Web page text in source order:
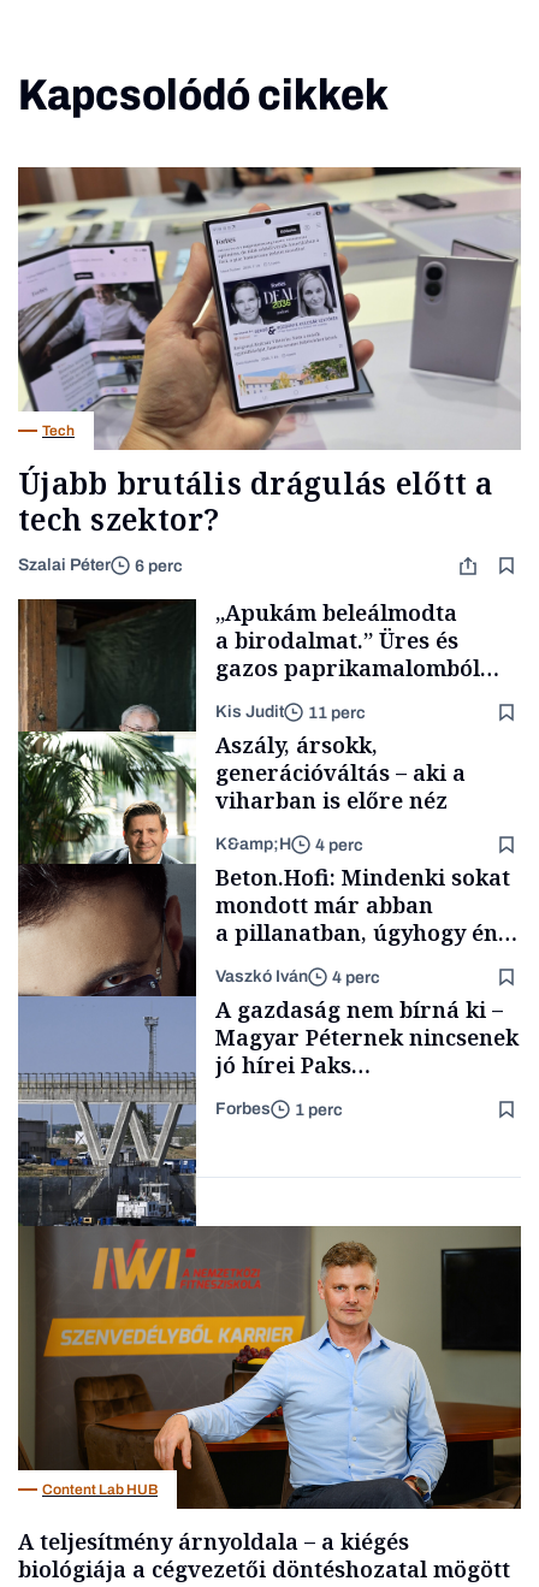
Kapcsolódó cikkek
Tech
Újabb brutális drágulás előtt a
tech szektor?
Szalai Péter 6 perc
Családi
vállalkozások
„Apukám beleálmodta
a birodalmat.” Üres és
gazos paprikamalomból
lett az igazi családi
fűszersztori
Kis Judit 11 perc
TÁMOGATÓI
Aszály, ársokk,
generációváltás – aki a
viharban is előre néz
K&amp;H 4 perc
Forbes-sztori
Beton.Hofi: Mindenki sokat
mondott már abban
a pillanatban, úgyhogy én
a legsarkosabb
gondolataimat akartam
kimondani
Vaszkó Iván 4 perc
A gazdaság nem bírná ki –
Magyar Péternek nincsenek
jó hírei Paks
újraindításáról
Forbes 1 perc
Content Lab HUB
A teljesítmény árnyoldala – a kiégés
biológiája a cégvezetői döntéshozatal mögött